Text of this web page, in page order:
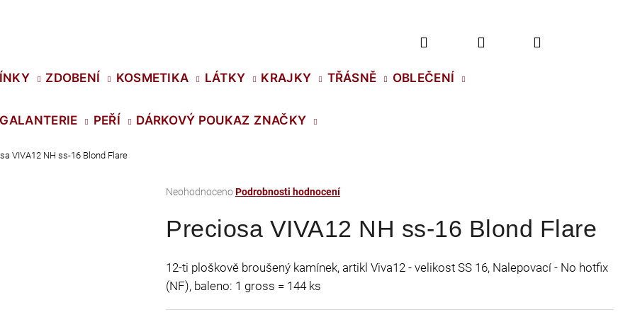
ZDOBENÍ KOSMETIKA LÁTKY KRAJKY TŘÁSNĚ OBLEČENÍ
GALANTERIE PEŘÍ DÁRKOVÝ POUKAZ ZNAČKY
Přihlášení
VIVA12 NH ss-16 Blond Flare
Průměrné
produktu
je
z
5
NeohodnocenoPodrobnosti hodnocení
Preciosa VIVA12 NH ss-16 Blond Flare
12-ti ploškově broušený kamínek, artikl Viva12 - velikost SS 16, Nalepovací - No hotfix
(NF), baleno: 1 gross = 144 ks
Co potřebujete najít?
SWAROVSKI XIRIUS NH SS-16 CRYSTAL
PRECIOSA VIVA12 NH SS-5 CRYSTAL